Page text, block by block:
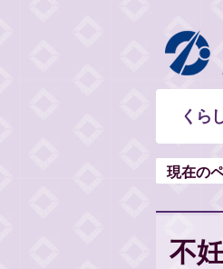
くら
現在の
不